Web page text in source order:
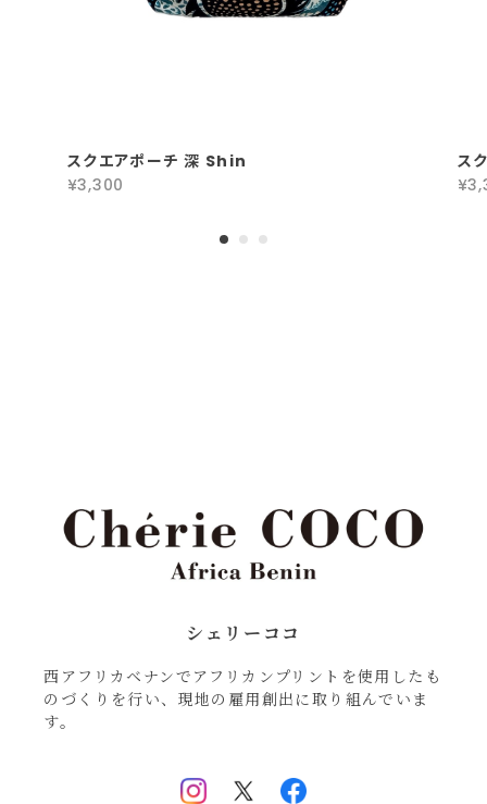
スクエアポーチ 深 Shin
¥3,300
ス
シェリーココ
西アフリカベナンでアフリカンプリントを使用したも
のづくりを行い、現地の雇用創出に取り組んでいま
す。